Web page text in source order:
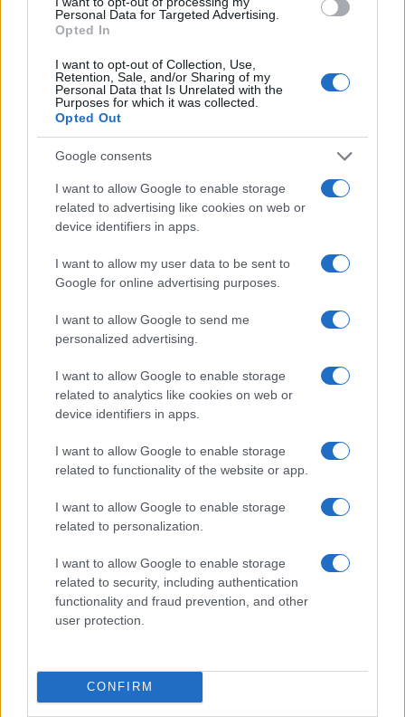
Personal Data for Targeted Advertising.
Opted In
I want to opt-out of Collection, Use,
Retention, Sale, and/or Sharing of my
Personal Data that Is Unrelated with the
Purposes for which it was collected.
Opted Out
Google consents
I want to allow Google to enable storage
related to advertising like cookies on web or
device identifiers in apps.
I want to allow my user data to be sent to
Google for online advertising purposes.
I want to allow Google to send me
personalized advertising.
I want to allow Google to enable storage
related to analytics like cookies on web or
device identifiers in apps.
I want to allow Google to enable storage
related to functionality of the website or app.
I want to allow Google to enable storage
related to personalization.
I want to allow Google to enable storage
related to security, including authentication
functionality and fraud prevention, and other
user protection.
CONFIRM
NECROLOGIE
Mario Malu
Paolo Pinna
Martina Agostina Diturco
I nostri cari
I nostri cari
Giovannimaria Cabras
Invia un Comunicato Stampa